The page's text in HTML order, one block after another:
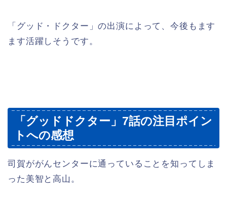
「グッド・ドクター」の出演によって、今後もます
ます活躍しそうです。
「グッドドクター」7話の注目ポイン
トへの感想
司賀ががんセンターに通っていることを知ってしま
った美智と高山。